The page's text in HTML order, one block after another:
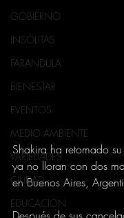
GOBIERNO
INSÓLITAS
FARANDULA
BIENESTAR
EVENTOS
MEDIO AMBIENTE
VARIEDADES
CIUDAD
EDUCACION
Shakira ha retomado
ya no lloran con dos
en Buenos Aires,